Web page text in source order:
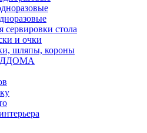
сервировки стола
и очки
шляпы, короны